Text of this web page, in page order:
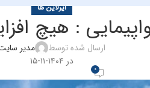
ایرلاین ها
: هیچ
ارسال شده توسط
مدیر
در ۱۴۰۴-۱۱-۱۵
0